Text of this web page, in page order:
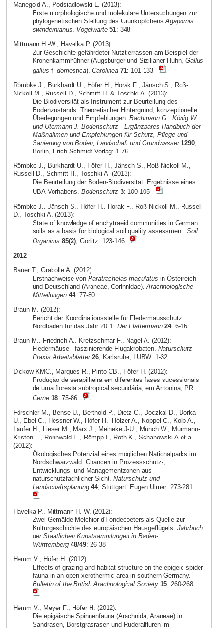
Manegold A., Podsiadlowski L. (2013):
Erste morphologische und molekulare Untersuchungen zur
phylogenetischen Stellung des Grünköpfchens Agapornis
swindernianus
Vogelwarte 51: 348
Mittmann H.-W., Havelka P. (2013):
Zur Geschichte gefährdeter Nutztierrassen am Beispiel der
Kronenkammhühner (Augsburger und Sizilianer Huhn, Gallus
gallus f. domestica). Carolinea 71: 101-133
Römbke J., Burkhardt U., Höfer H., Horak F., Jänsch S., Roß-
Nickoll M., Russell D., Schmitt H. & Toschki A. (2013):
Die Biodiversität als Instrument zur Beurteilung des
Bodenzustands: Theoretischer Hintergrund, konzeptionelle
Überlegungen und Empfehlungen. Bachmann G., König W.
und Utermann J. Bodenschutz - Ergänzbares Handbuch der
Maßnahmen und Empfehlungen für Schutz, Pflege und
Sanierung von Böden, Landschaft und Grundwasser 1290,
Berlin, Erich Schmidt Verlag: 1-76
Römbke J., Burkhardt U., Höfer H., Jänsch S., Roß-Nickoll M.,
Russell D., Schmitt H., Toschki A. (2013):
Die Beurteilung der Boden-Biodiversität: Ergebnisse eines
UBA-Vorhabens. Bodenschutz 3: 100-105
Römbke J., Jänsch S., Höfer H., Horak F., Roß-Nickoll M., Russell
D., Toschki A. (2013):
State of knowledge of enchytraeid communities in German
soils as a basis for biological soil quality assessment. Soil
Organims 85(2), Görlitz: 123-146
2012
Bauer T., Grabolle A. (2012):
Erstnachweise von Paratrachelas maculatus in Österreich
und Deutschland (Araneae, Corinnidae). Arachnologische
Mitteilungen 44: 77-80
Braun M. (2012):
Bericht der Koordinationsstelle für Fledermausschutz
Nordbaden für das Jahr 2011. Der Flattermann 24: 6-16
Braun M., Friedrich A., Kretzschmar F., Nagel A. (2012):
Fledermäuse - faszinierende Flugakrobaten. Naturschutz-
Praxis Arbeitsblätter 26, Karlsruhe, LUBW: 1-32
Dickow KMC., Marques R., Pinto CB., Höfer H. (2012):
Produção de serapilheira em diferentes fases sucessionais
de uma floresta subtropical secundária, em Antonina, PR.
Cerne 18: 75-86
Förschler M., Bense U., Berthold P., Dietz C., Doczkal D., Dorka
U., Ebel C., Hessner W., Höfer H., Hölzer A., Köppel C., Kolb A.,
Laufer H., Lieser M., Marx J., Meineke J-U., Münch W., Murmann-
Kristen L., Rennwald E., Römpp I., Roth K., Schanowski A.et a
(2012):
Ökologisches Potenzial eines möglichen Nationalparks im
Nordschwarzwald. Chancen in Prozessschutz-,
Entwicklungs- und Managementzonen aus
naturschutzfachlicher Sicht. Naturschutz und
Landschaftsplanung 44, Stuttgart, Eugen Ulmer: 273-281
Havelka P., Mittmann H.-W. (2012):
Zwei Gemälde Melchior d'Hondecoeters als Quelle zur
Kulturgeschichte des europäischen Hausgeflügels. Jahrbuch
der Staatlichen Kunstsammlungen in Baden-
Württemberg 48/49: 26-38
Hemm V., Höfer H. (2012):
Effects of grazing and habitat structure on the epigeic spider
fauna in an open xerothermic area in southern Germany.
Bulletin of the British Arachnological Society 15: 260-268
Hemm V., Meyer F., Höfer H. (2012):
Die epigäische Spinnenfauna (Arachnida, Araneae) in
Sandrasen, Borstgrasrasen und Ruderalfluren im